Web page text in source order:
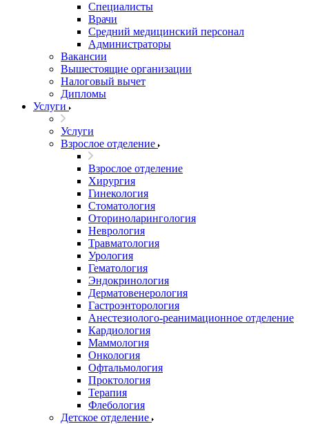
Специалисты
Врачи
Средний медицинский персонал
Администраторы
Вакансии
Вышестоящие организации
Налоговый вычет
Дипломы
Услуги
Услуги
Взрослое отделение
Взрослое отделение
Хирургия
Гинекология
Стоматология
Оториноларингология
Неврология
Травматология
Урология
Гематология
Эндокринология
Дерматовенерология
Гастроэнторология
Анестезиолого-реанимационное отделение
Кардиология
Маммология
Онкология
Офтальмология
Проктология
Терапия
Флебология
Детское отделение